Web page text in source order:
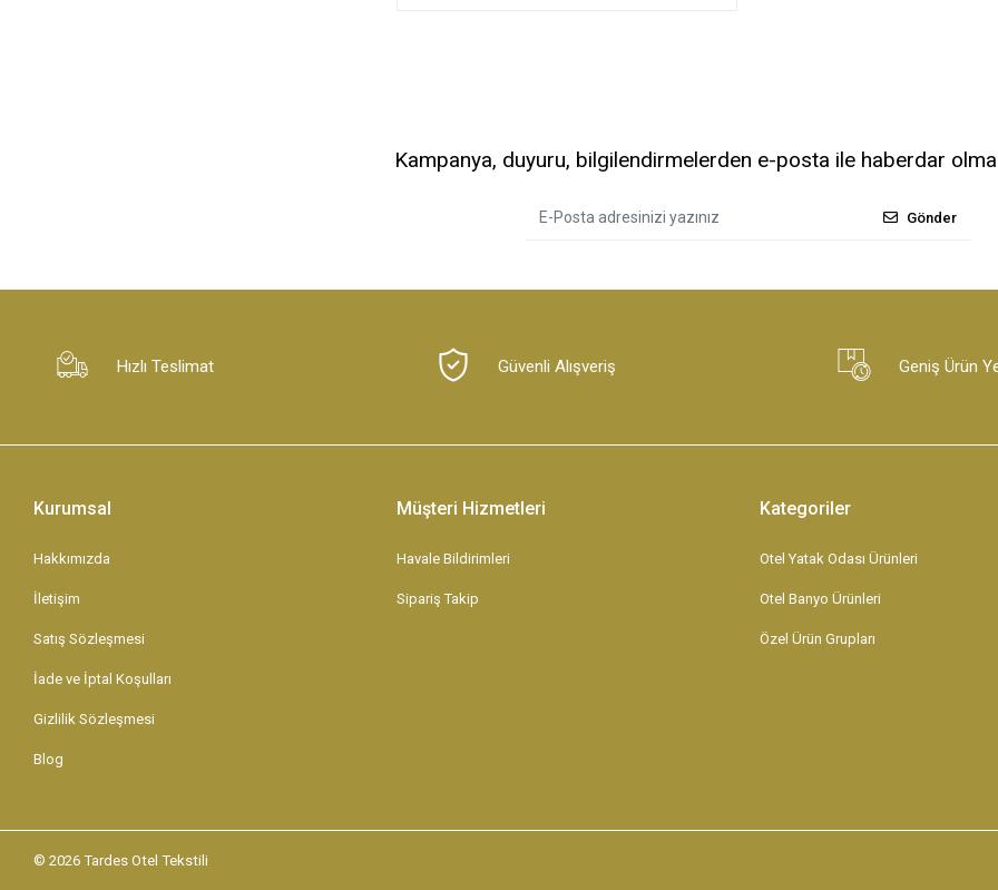
Kampanya, duyuru, bilgilendirmelerden e-posta ile haberdar
Gönder
Hızlı Teslimat Güvenli Alışveriş Geniş Ürün
Kurumsal
Hakkımızda
İletişim
Satış Sözleşmesi
İade ve İptal Koşulları
Gizlilik Sözleşmesi
Blog
Müşteri Hizmetleri
Havale Bildirimleri
Sipariş Takip
Kategoriler
Otel Yatak Odası Ürünleri
Otel Banyo Ürünleri
Özel Ürün Grupları
© 2026 Tardes Otel Tekstili